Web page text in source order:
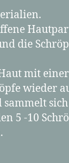
die
mit
wieder
5 -10